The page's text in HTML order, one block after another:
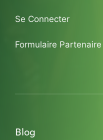
Se Connecter
Formulaire Partenaire
Blog